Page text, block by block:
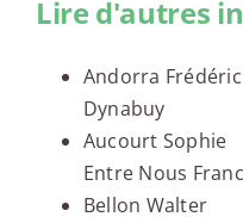
Lire d'autres
Andorra Frédéric
Dynabuy
Aucourt Sophie
Entre Nous
Bellon Walter